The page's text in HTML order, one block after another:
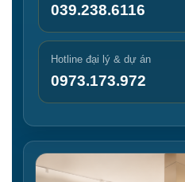
039.238.6116
Hotline đại lý & dự án
0973.173.972